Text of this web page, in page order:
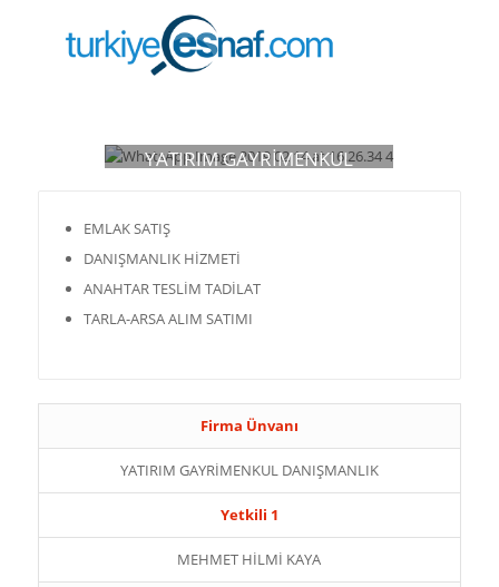
YATIRIM GAYRİMENKUL
EMLAK SATIŞ
DANIŞMANLIK HİZMETİ
ANAHTAR TESLİM TADİLAT
TARLA-ARSA ALIM SATIMI
Firma Ünvanı
YATIRIM GAYRİMENKUL DANIŞMANLIK
Yetkili 1
MEHMET HİLMİ KAYA